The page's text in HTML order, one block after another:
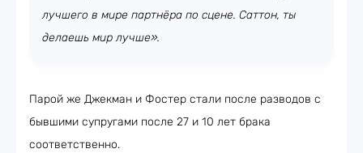
лучшего в мире партнёра по сцене. Саттон, ты
делаешь мир лучше».
Парой же Джекман и Фостер стали после разводов с
бывшими супругами после 27 и 10 лет брака
соответственно.